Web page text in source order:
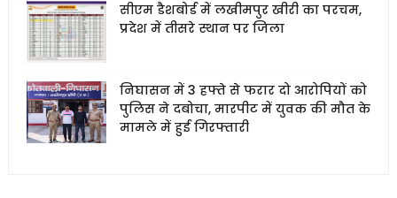
सीएम डैशबोर्ड में लखीमपुर खीरी का परचम,
प्रदेश में तीसरे स्थान पर जिला
निघासन में 3 हफ्ते से फरार दो आरोपियों को
पुलिस ने दबोचा, मारपीट में युवक की मौत के
मामले में हुई गिरफ्तारी